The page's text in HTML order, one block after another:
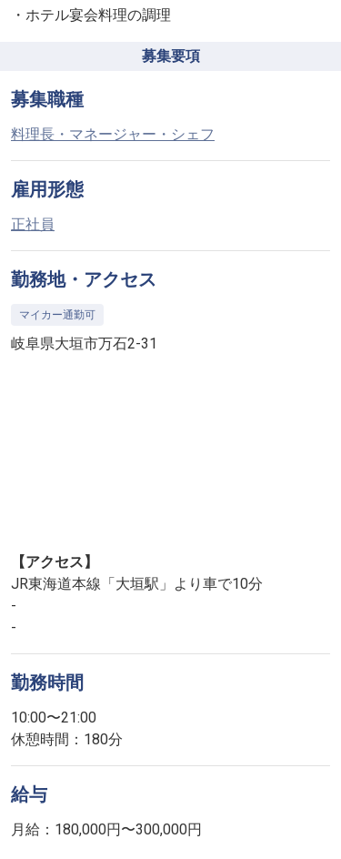
・ホテル宴会料理の調理
募集要項
募集職種
料理長・マネージャー・シェフ
雇用形態
正社員
勤務地・アクセス
マイカー通勤可
岐阜県大垣市万石2-31
【アクセス】
JR東海道本線「大垣駅」より車で10分
-
-
勤務時間
10:00〜21:00
休憩時間：180分
給与
月給：180,000円〜300,000円